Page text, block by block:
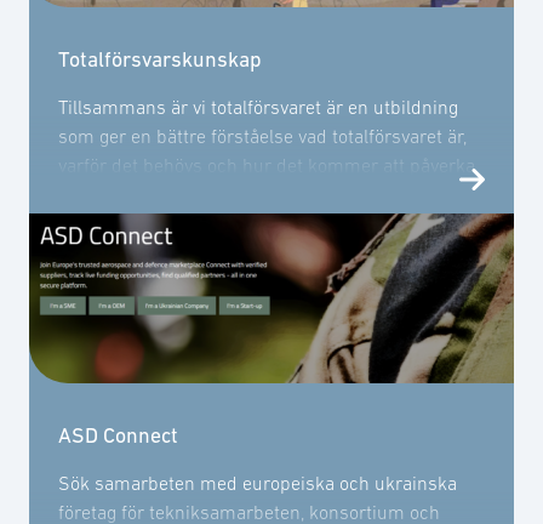
Totalförsvarskunskap
Tillsammans är vi totalförsvaret är en utbildning
som ger en bättre förståelse vad totalförsvaret är,
varför det behövs och hur det kommer att påverka
ASD Connect
Sök samarbeten med europeiska och ukrainska
företag för tekniksamarbeten, konsortium och